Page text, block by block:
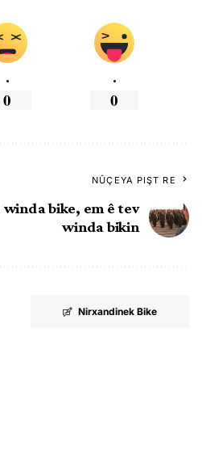
.
0
.
0
NÛÇEYA PIŞT RE
bike, em ê tev
winda bikin
Nirxandinek Bike